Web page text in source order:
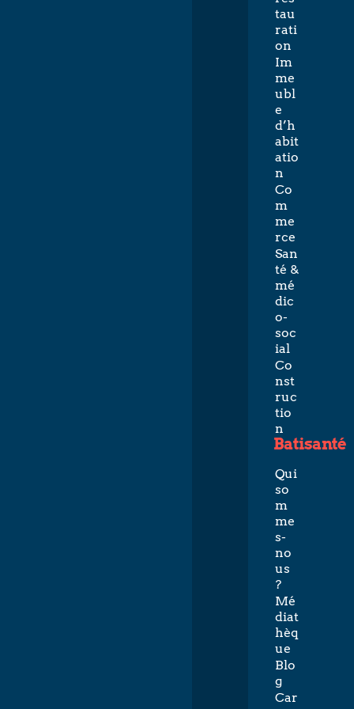
tau
rati
on
Im
me
ubl
e
d’h
abit
atio
n
Co
m
me
rce
San
té &
mé
dic
o-
soc
ial
Co
nst
ruc
tio
n
Batisanté
Qui
so
m
me
s-
no
us
?
Mé
diat
hèq
ue
Blo
g
Car